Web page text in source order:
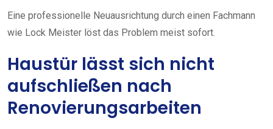
Eine professionelle Neuausrichtung durch einen Fachmann
wie Lock Meister löst das Problem meist sofort.
Haustür lässt sich nicht
aufschließen nach
Renovierungsarbeiten